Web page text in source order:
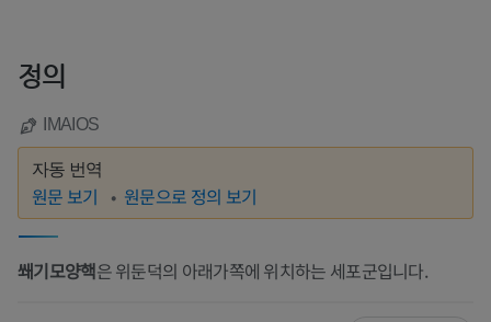
정의
IMAIOS
자동 번역
원문 보기 원문으로 정의 보기
쐐기모양핵은 위둔덕의 아래가쪽에 위치하는 세포군입니다.